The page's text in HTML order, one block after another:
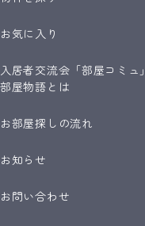
お気に入り
入居者交流会「部屋コミュ」
部屋物語とは
お部屋探しの流れ
お知らせ
お問い合わせ